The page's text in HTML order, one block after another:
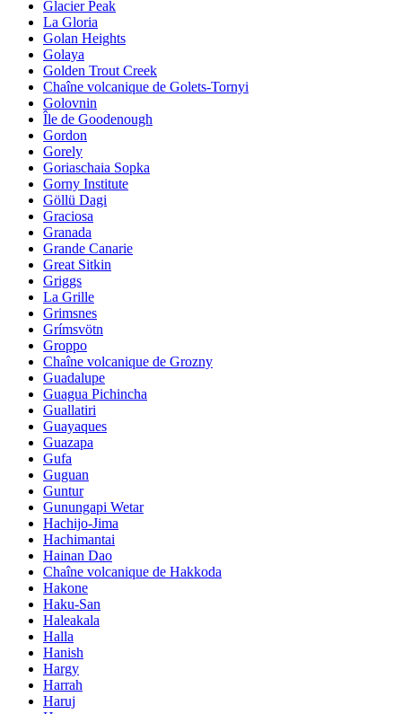
Glacier Peak
La Gloria
Golan Heights
Golaya
Golden Trout Creek
Chaîne volcanique de Golets-Tornyi
Golovnin
Île de Goodenough
Gordon
Gorely
Goriaschaia Sopka
Gorny Institute
Göllü Dagi
Graciosa
Granada
Grande Canarie
Great Sitkin
Griggs
La Grille
Grimsnes
Grímsvötn
Groppo
Chaîne volcanique de Grozny
Guadalupe
Guagua Pichincha
Guallatiri
Guayaques
Guazapa
Gufa
Guguan
Guntur
Gunungapi Wetar
Hachijo-Jima
Hachimantai
Hainan Dao
Chaîne volcanique de Hakkoda
Hakone
Haku-San
Haleakala
Halla
Hanish
Hargy
Harrah
Haruj